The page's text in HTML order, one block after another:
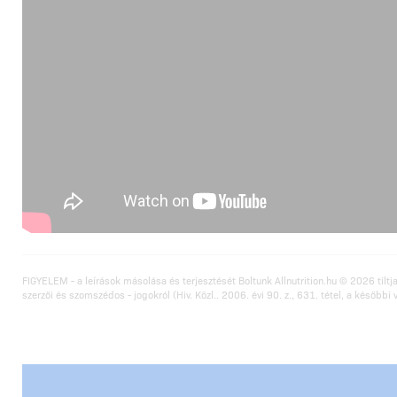
FIGYELEM - a leírások másolása és terjesztését Boltunk Allnutrition.hu © 2026
szerzői és szomszédos - jogokról (Hiv. Közl.. 2006. évi 90. z., 631. tétel, a későbbi